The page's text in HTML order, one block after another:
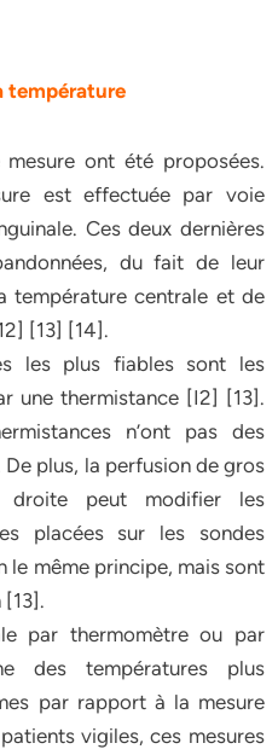
température
ont été proposées.
est effectuée par voie
Ces deux dernières
du fait de leur
température centrale et de
[13] [14].
les plus fiables sont les
une thermistance [I2] [13].
n’ont pas des
plus, la perfusion de gros
droite peut modifier les
placées sur les sondes
le même principe, mais sont
[13].
par thermomètre ou par
des températures plus
par rapport à la mesure
vigiles, ces mesures